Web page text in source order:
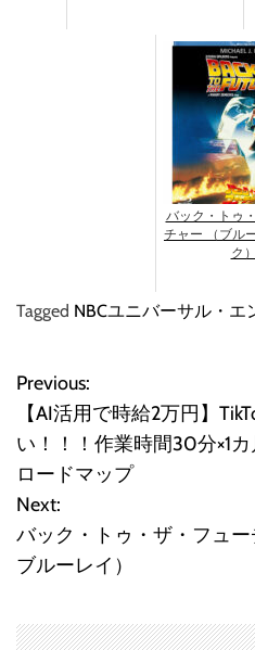
バック・トゥ
チャー （ブル
ク）
Tagged NBCユニバーサル・
投
稿
ナ
ビ
ゲ
ー
Previous:
【AI活用で時給2万円】
い！！！作業時間30分×1
ロードマップ
Next:
バック・トゥ・ザ・フュー
ブルーレイ）